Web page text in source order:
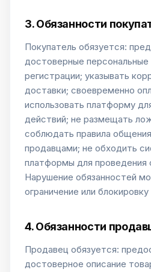
3. Обязанности
Покупатель обязуется:
достоверные персональные
регистрации; указывать
доставки; своевременно
использовать платформу
действий; не размещать
соблюдать правила
продавцами; не обходить
платформы для проведения
Нарушение обязанностей
ограничение или блокировку
4. Обязанности
Продавец обязуется:
достоверное описание